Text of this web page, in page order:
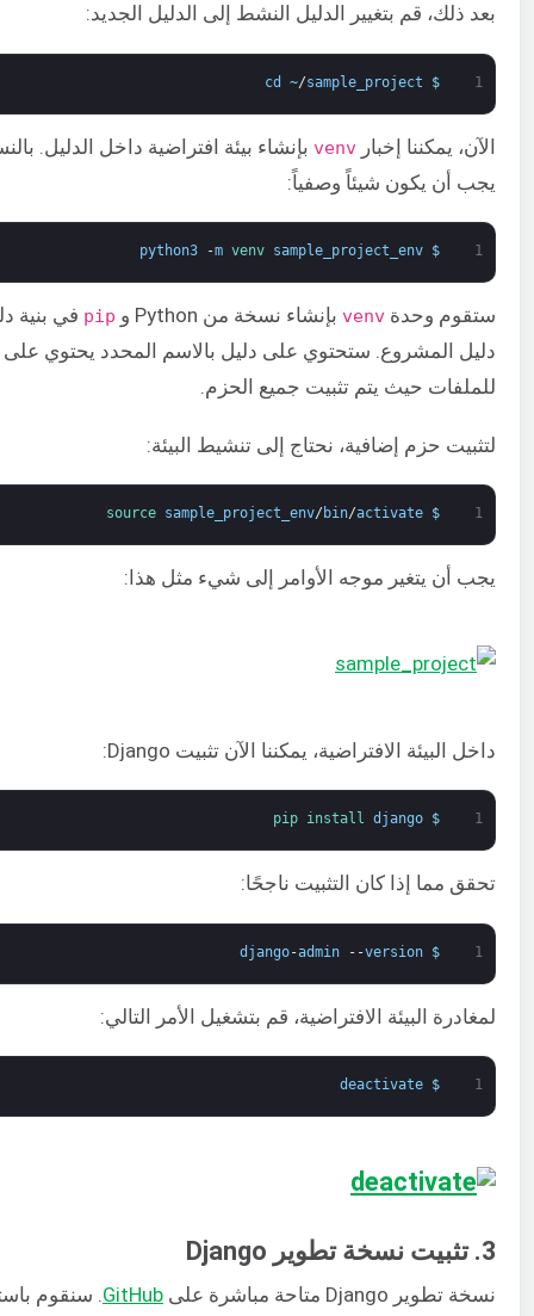
بعد ذلك، قم بتغيير الدليل النشط إلى الدليل الجديد:
1
$
cd ~/sample_project
الآن، يمكننا إخبار venv بإنشاء بيئة افتراضية داخل الدليل.
يجب أن يكون شيئاً وصفياً:
1
$
python3 -m venv sample_project_env
ستقوم وحدة venv بإنشاء نسخة من Python و pip في بنية
دليل المشروع. ستحتوي على دليل بالاسم المحدد يحتوي
للملفات حيث يتم تثبيت جميع الحزم.
لتثبيت حزم إضافية، نحتاج إلى تنشيط البيئة:
1
$
source sample_project_env/ bin/activate
يجب أن يتغير موجه الأوامر إلى شيء مثل هذا:
داخل البيئة الافتراضية، يمكننا الآن تثبيت Django:
1
$
pip install django
تحقق مما إذا كان التثبيت ناجحًا:
1
$
django-admin --version
لمغادرة البيئة الافتراضية، قم بتشغيل الأمر التالي:
1
$
deactivate
3. تثبيت نسخة تطوير Django
نسخة تطوير Django متاحة مباشرة على GitHub. سنقوم